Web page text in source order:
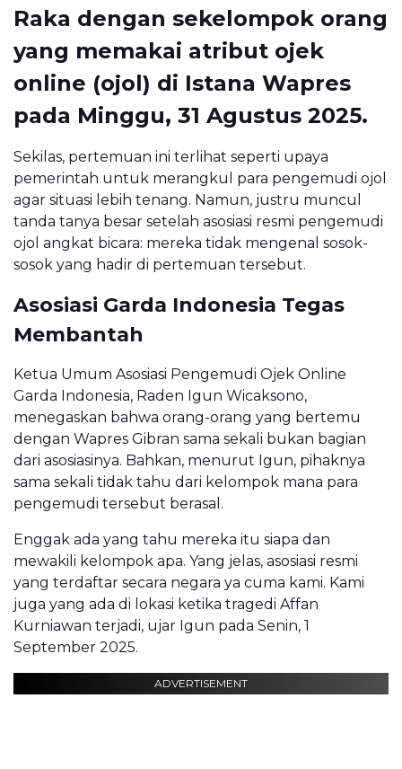
Raka dengan sekelompok orang
yang memakai atribut ojek
online (ojol) di Istana Wapres
pada Minggu, 31 Agustus 2025.
Sekilas, pertemuan ini terlihat seperti upaya
pemerintah untuk merangkul para pengemudi ojol
agar situasi lebih tenang. Namun, justru muncul
tanda tanya besar setelah asosiasi resmi pengemudi
ojol angkat bicara: mereka tidak mengenal sosok-
sosok yang hadir di pertemuan tersebut.
Asosiasi Garda Indonesia Tegas
Membantah
Ketua Umum Asosiasi Pengemudi Ojek Online
Garda Indonesia, Raden Igun Wicaksono,
menegaskan bahwa orang-orang yang bertemu
dengan Wapres Gibran sama sekali bukan bagian
dari asosiasinya. Bahkan, menurut Igun, pihaknya
sama sekali tidak tahu dari kelompok mana para
pengemudi tersebut berasal.
Enggak ada yang tahu mereka itu siapa dan
mewakili kelompok apa. Yang jelas, asosiasi resmi
yang terdaftar secara negara ya cuma kami. Kami
juga yang ada di lokasi ketika tragedi Affan
Kurniawan terjadi, ujar Igun pada Senin, 1
September 2025.
ADVERTISEMENT